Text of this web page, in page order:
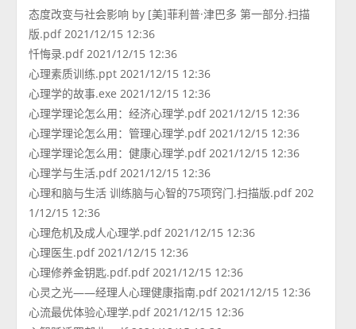
态度改变与社会影响 by [美]菲利普·津巴多 第一部分.扫描
版.pdf 2021/12/15 12:36
忏悔录.pdf 2021/12/15 12:36
心理素质训练.ppt 2021/12/15 12:36
心理学的故事.exe 2021/12/15 12:36
心理学理论怎么用：经济心理学.pdf 2021/12/15 12:36
心理学理论怎么用：管理心理学.pdf 2021/12/15 12:36
心理学理论怎么用：健康心理学.pdf 2021/12/15 12:36
心理学与生活.pdf 2021/12/15 12:36
心理和脑与生活 训练脑与心智的75项窍门.扫描版.pdf 202
1/12/15 12:36
心理危机及成人心理学.pdf 2021/12/15 12:36
心理医生.pdf 2021/12/15 12:36
心理修养金钥匙.pdf.pdf 2021/12/15 12:36
心灵之光——经理人心理健康指南.pdf 2021/12/15 12:36
心流最优体验心理学.pdf 2021/12/15 12:36